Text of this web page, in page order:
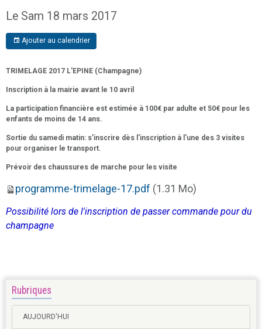
Le Sam 18 mars 2017
Ajouter au calendrier
TRIMELAGE 2017 L'EPINE (Champagne)
Inscription à la mairie avant le 10 avril
La participation financière est estimée à 100€ par adulte et 50€ pour les
enfants de moins de 14 ans.
Sortie du samedi matin: s'inscrire dès l'inscription à l'une des 3 visites
pour organiser le transport.
Prévoir des chaussures de marche pour les visite
programme-trimelage-17.pdf (1.31 Mo)
Possibilité lors de l'inscription de passer commande pour du
champagne
Rubriques
AUJOURD'HUI